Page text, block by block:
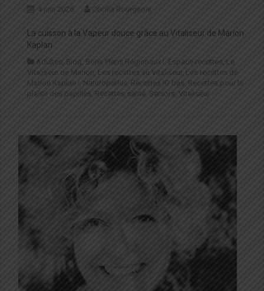
4 juin 2026 Cécilia Bourgeois
La cuisson à la Vapeur douce grâce au Vitaliseur de Marion
Kaplan
Adultes, Blog , Bons Plans Régionaux !, Espace recettes , Le
Vitaliseur de Marion , Les recettes au Vitaliseur, Les recettes de
Marion Kaplan ! , Naturopathie Recettes IG bas, Recettes pour le
plaisir des papilles, Recettes santé, Seniors, Vitaliseur